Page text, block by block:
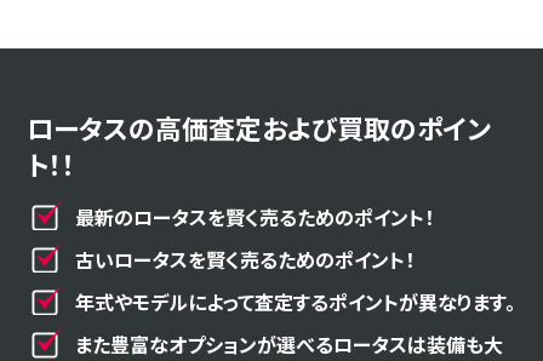
ロータスの高価査定および買取のポイン
ト！！
最新のロータスを賢く売るためのポイント！
古いロータスを賢く売るためのポイント！
年式やモデルによって査定するポイントが異なります。
また豊富なオプションが選べるロータスは装備も大